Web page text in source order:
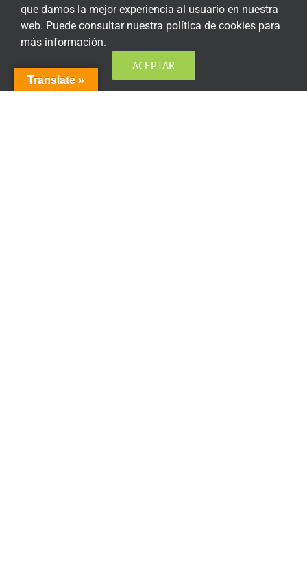
Política de privacidad
Política de privacidad Redes Sociales
Política de cookies
Translate »
que damos la mejor experiencia al usuario en nuestra
web. Puede consultar nuestra política de cookies para
más información.
ACEPTAR